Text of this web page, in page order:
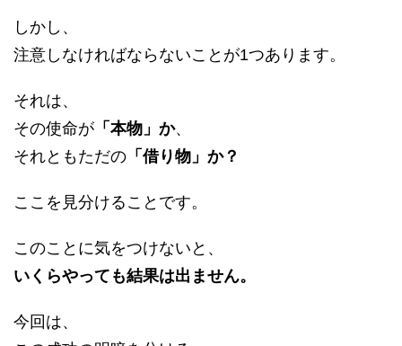
しかし、
注意しなければならないことが1つあります。
それは、
その使命が 「本物」か、
それともただの 「借り物」か？
ここを見分けることです。
このことに気をつけないと、
いくらやっても結果は出ません。
今回は、